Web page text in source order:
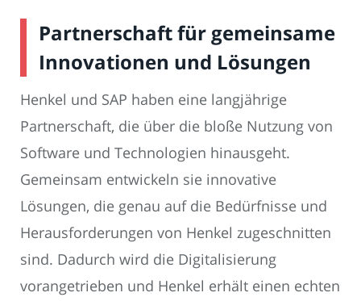
Partnerschaft für gemeinsame
Innovationen und Lösungen
Henkel und SAP haben eine langjährige
Partnerschaft, die über die bloße Nutzung von
Software und Technologien hinausgeht.
Gemeinsam entwickeln sie innovative
Lösungen, die genau auf die Bedürfnisse und
Herausforderungen von Henkel zugeschnitten
sind. Dadurch wird die Digitalisierung
vorangetrieben und Henkel erhält einen echten